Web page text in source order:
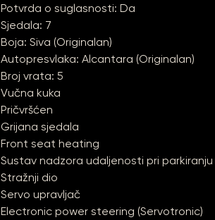
Potvrda o suglasnosti: Da
Sjedala: 7
Boja: Siva (Originalan)
Autopresvlaka: Alcantara (Originalan)
Broj vrata: 5
Vučna kuka
Pričvršćen
Grijana sjedala
Front seat heating
Sustav nadzora udaljenosti pri parkiranju
Stražnji dio
Servo upravljač
Electronic power steering (Servotronic)